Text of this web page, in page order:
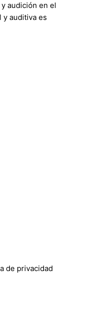
audición en el
y auditiva es
de privacidad